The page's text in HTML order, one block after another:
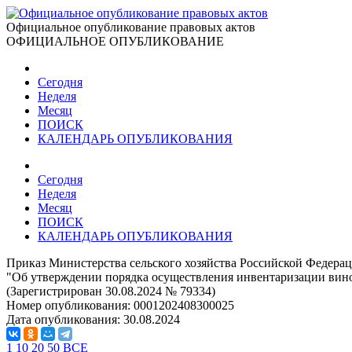
Официальное опубликование правовых актов
ОФИЦИАЛЬНОЕ ОПУБЛИКОВАНИЕ
Сегодня
Неделя
Месяц
ПОИСК
КАЛЕНДАРЬ ОПУБЛИКОВАНИЯ
Сегодня
Неделя
Месяц
ПОИСК
КАЛЕНДАРЬ ОПУБЛИКОВАНИЯ
Приказ Министерства сельского хозяйства Российской
"Об утверждении порядка осуществления инвентаризации
(Зарегистрирован 30.08.2024 № 79334)
Номер опубликования: 0001202408300025
Дата опубликования: 30.08.2024
1 10 20 50 ВСЕ